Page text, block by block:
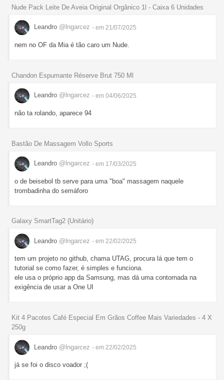
Nude Pack Leite De Aveia Original Orgânico 1l - Caixa 6 Unidades
Leandro @lngarcez - em 21/07/2025
nem no OF da Mia é tão caro um Nude.
Chandon Espumante Réserve Brut 750 Ml
Leandro @lngarcez - em 04/06/2025
não ta rolando, aparece 94
Bastão De Massagem Vollo Sports
Leandro @lngarcez - em 17/03/2025
o de beisebol tb serve para uma "boa" massagem naquele
trombadinha do semáforo
Galaxy SmartTag2 (Unitário)
Leandro @lngarcez - em 22/02/2025
tem um projeto no github, chama UTAG, procura lá que tem o
tutorial se como fazer, é simples e funciona.
ele usa o próprio app da Samsung, mas dá uma contornada na
exigência de usar a One UI
Kit 4 Pacotes Café Especial Em Grãos Coffee Mais Variedades - 4 X
250g
Leandro @lngarcez - em 22/02/2025
já se foi o disco voador ;(